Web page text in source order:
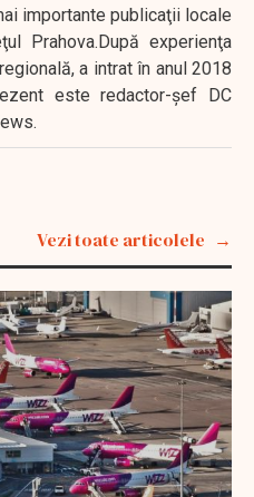
importante publicaţii locale
Prahova.După experienţa
a intrat în anul 2018
este redactor-şef DC
Vezi toate articolele